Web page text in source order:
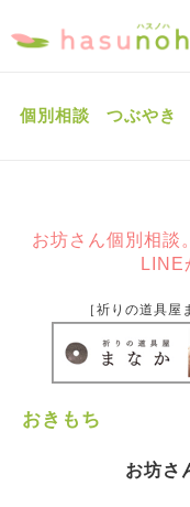
個別相談 つぶやき
お坊さん個別相談
LINE
［祈りの道具
おきもち
お坊さ